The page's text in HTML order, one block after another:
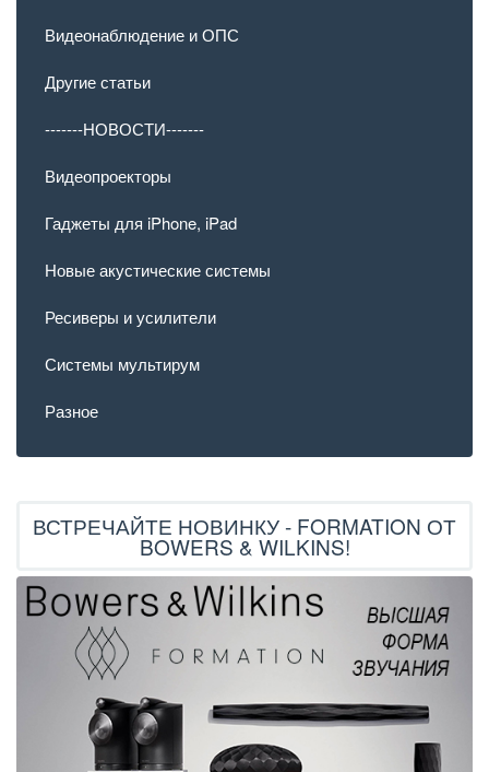
Видеонаблюдение и ОПС
Другие статьи
-------НОВОСТИ-------
Видеопроекторы
Гаджеты для iPhone, iPad
Новые акустические системы
Ресиверы и усилители
Системы мультирум
Разное
ВСТРЕЧАЙТЕ НОВИНКУ - FORMATION ОТ
BOWERS & WILKINS!